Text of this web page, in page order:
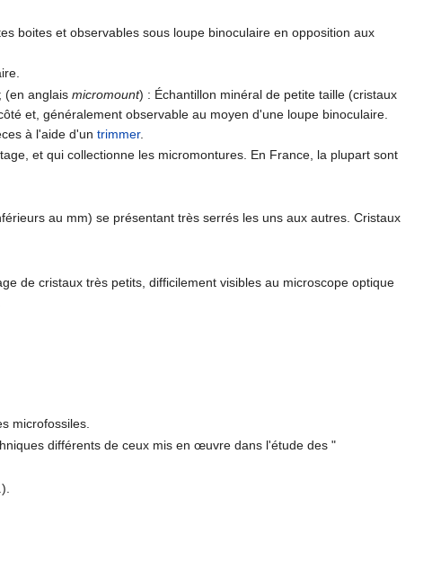
boites et observables sous loupe binoculaire en opposition aux
(en anglaismicromount) : Échantillon minéral de petite taille (cristaux
et, généralement observable au moyen d'une loupe binoculaire.
à l'aide d'untrimmer.
et qui collectionne les micromontures. En France, la plupart sont
au mm) se présentant très serrés les uns aux autres. Cristaux
de cristaux très petits, difficilement visibles au microscope optique
microfossiles.
différents de ceux mis en œuvre dans l'étude des "